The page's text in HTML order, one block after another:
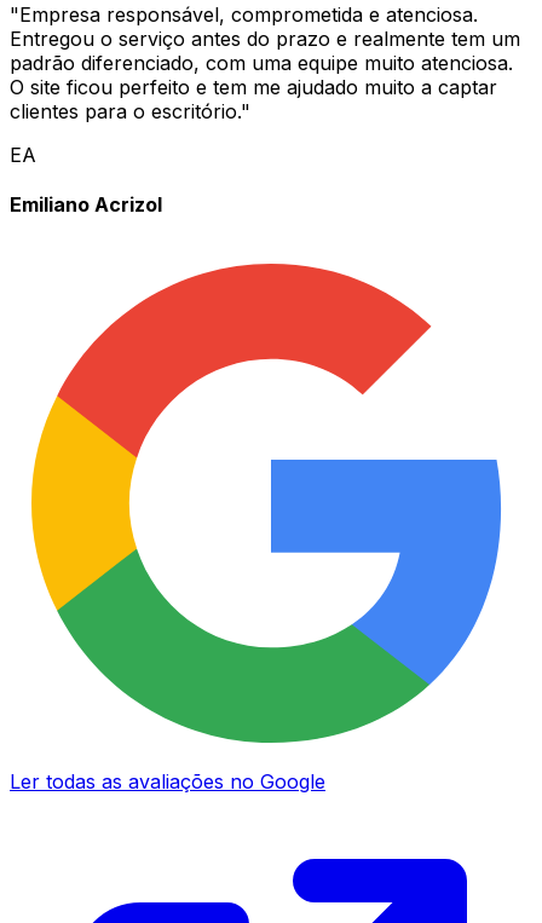
"Empresa responsável, comprometida e atenciosa.
Entregou o serviço antes do prazo e realmente tem um
padrão diferenciado, com uma equipe muito atenciosa.
O site ficou perfeito e tem me ajudado muito a captar
clientes para o escritório."
EA
Emiliano Acrizol
Ler todas as avaliações no Google